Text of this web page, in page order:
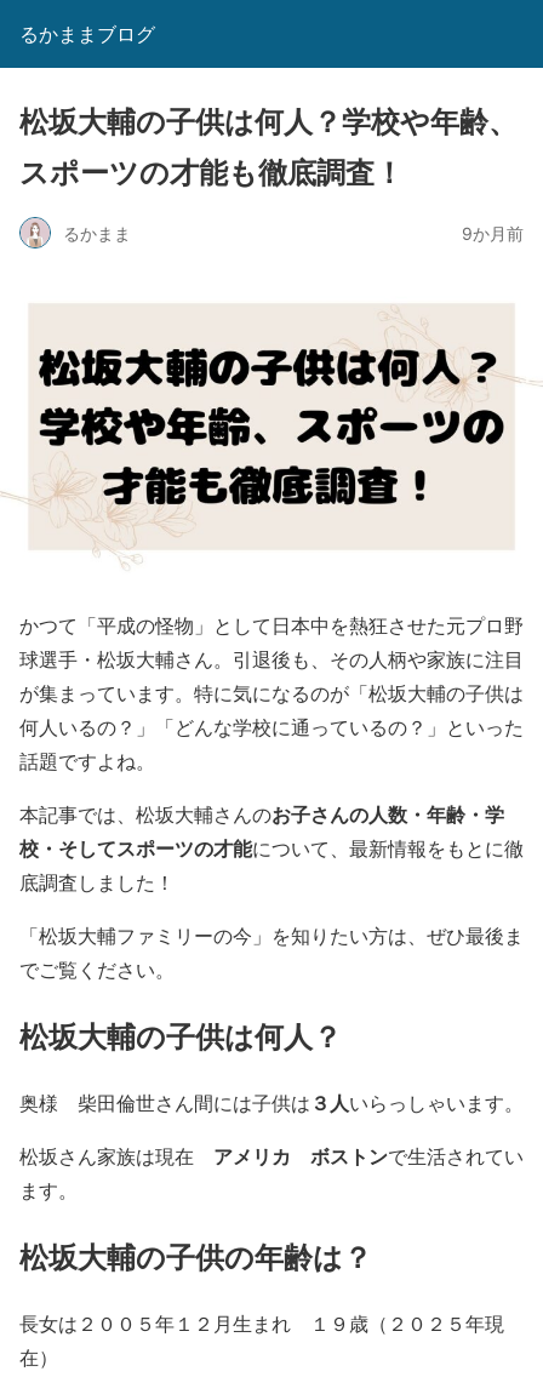
るかままブログ
松坂大輔の子供は何人？学校や年齢、
スポーツの才能も徹底調査！
るかまま 9か月前
かつて「平成の怪物」として日本中を熱狂させた元プロ野
球選手・松坂大輔さん。引退後も、その人柄や家族に注目
が集まっています。特に気になるのが「松坂大輔の子供は
何人いるの？」「どんな学校に通っているの？」といった
話題ですよね。
本記事では、松坂大輔さんのお子さんの人数・年齢・学
校・そしてスポーツの才能について、最新情報をもとに徹
底調査しました！
「松坂大輔ファミリーの今」を知りたい方は、ぜひ最後ま
でご覧ください。
松坂大輔の子供は何人？
奥様 柴田倫世さん間には子供は ３人いらっしゃいます。
松坂さん家族は現在 アメリカ ボストンで生活されてい
ます。
松坂大輔の子供の年齢は？
長女は２００５年１２月生まれ １９歳（２０２５年現
在）